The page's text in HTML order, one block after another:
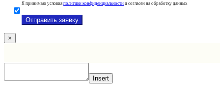
Я принимаю условия политики конфиденциальности и согласен на обработку данных
×
Insert